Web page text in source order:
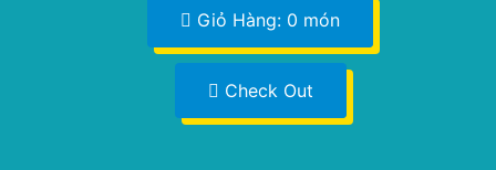
Giỏ Hàng: 0 món
Check Out